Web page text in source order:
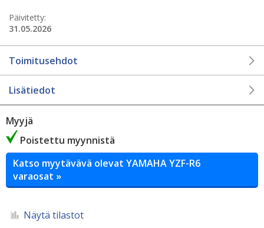
Päivitetty:
31.05.2026
Toimitusehdot
Lisätiedot
Myyjä
Poistettu myynnistä
Katso myytävävä olevat YAMAHA YZF-R6
varaosat »
Näytä tilastot